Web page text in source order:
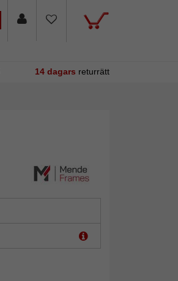
14 dagars returrätt